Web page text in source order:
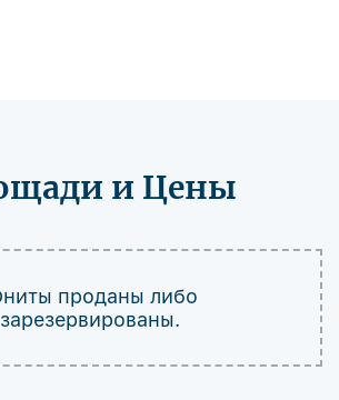
и Цены
проданы либо
зарезервированы.